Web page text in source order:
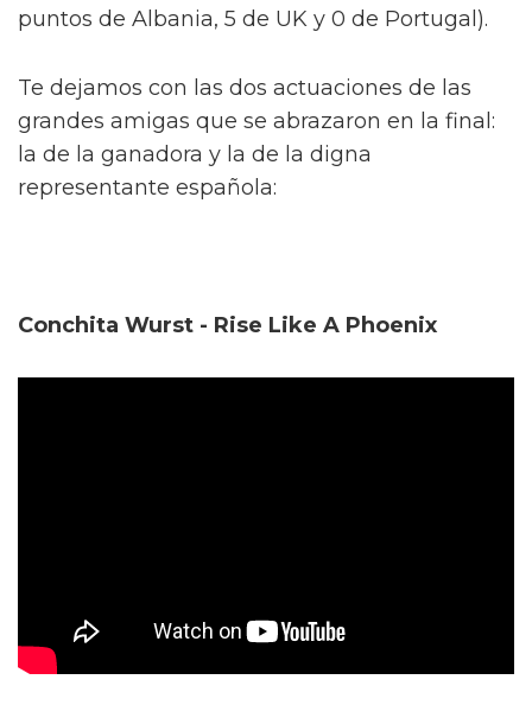
puntos de Albania, 5 de UK y 0 de Portugal).
Te dejamos con las dos actuaciones de las
grandes amigas que se abrazaron en la final:
la de la ganadora y la de la digna
representante española:
Conchita Wurst - Rise Like A Phoenix